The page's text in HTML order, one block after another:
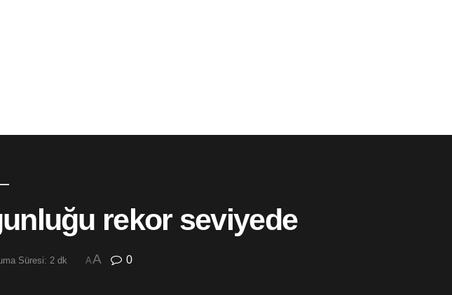
rekor seviyede
Süresi: 2 dk AA 0